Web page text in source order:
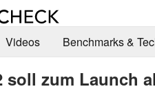
Videos Benchmarks &
zum Launch